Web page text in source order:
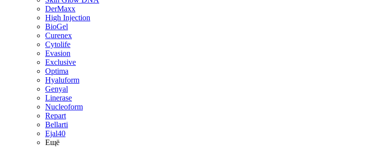
DerMaxx
High Injection
BioGel
Curenex
Cytolife
Evasion
Exclusive
Optima
Hyaluform
Genyal
Linerase
Nucleoform
Repart
Bellarti
Ejal40
Ещё